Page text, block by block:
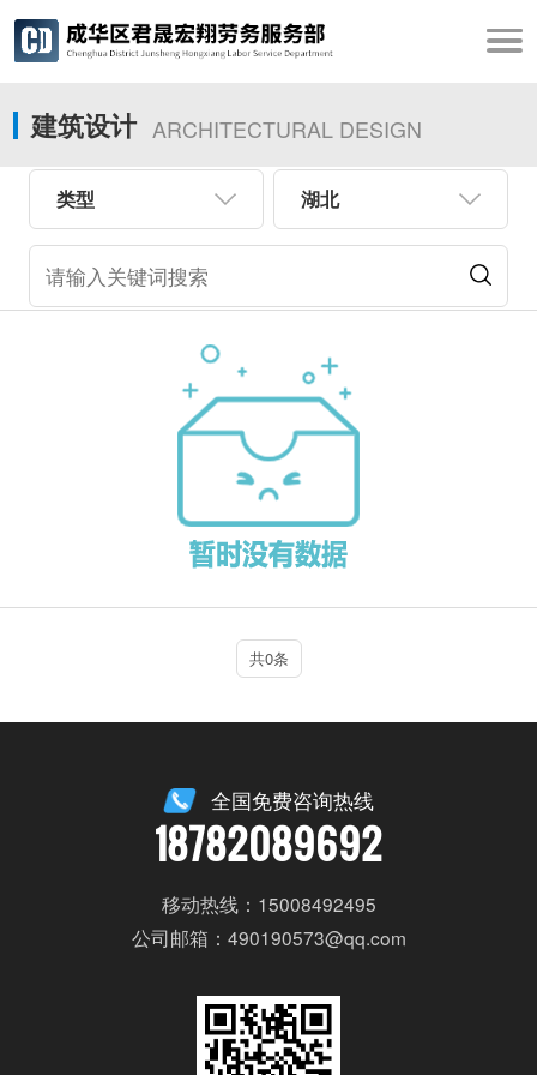
建筑设计 ARCHITECTURAL DESIGN
类型 湖北
共0条
全国免费咨询热线
18782089692
移动热线：15008492495
公司邮箱：490190573@qq.com